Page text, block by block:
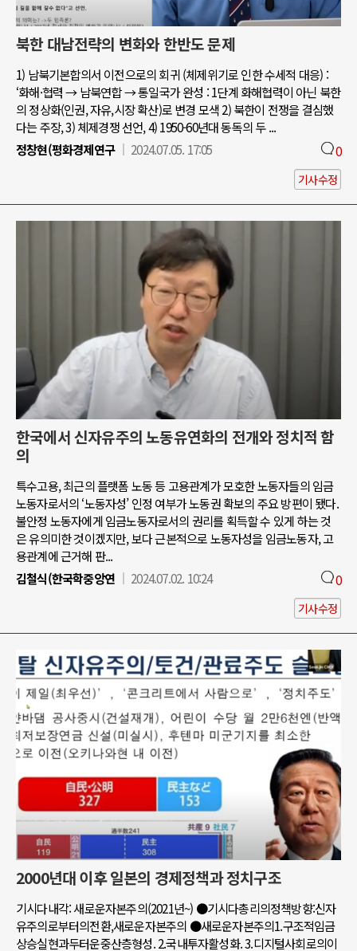
북한 대남전략의 변화와 한반도 문제
1) 남북기본합의서 이전으로의 회귀 (체제위기로 인한 수세적 대응) :
‘화해·협력 → 남북연합 → 통일국가 완성 : 1단계 화해협력이 아닌 북한
의 정상화(인권, 자유,시장 확산)로 변경 모색 2) 북한이 전쟁을 결심했
다는 주장, 3) 체제경쟁 선언, 4) 1950-60년대 동독의 두 ...
정창현(평화경제연구
2024.07.05. 17:05 0
기사수정
한국에서 신자유주의 노동유연화의 전개와 정치적 함
의
특수고용, 최근의 플랫폼 노동 등 고용관계가 모호한 노동자들의 임금
노동자로서의 ‘노동자성’ 인정 여부가 노동권 확보의 주요 방편이 됐다.
불안정 노동자에게 임금노동자로서의 권리를 획득할 수 있게 하는 것
은 유의미한 것이겠지만, 보다 근본적으로 노동자성을 임금노동자, 고
용관계에 근거해 판...
김철식(한국학중앙연
2024.07.02. 10:24 0
기사수정
2000년대 이후 일본의 경제정책과 정치구조
기시다내각: 새로운자본주의(2021년~) ●기시다총리의정책방향:신자
유주의로부터의전환,새로운자본주의 ●새로운자본주의1.구조적임금
상승실현과두터운중산층형성. 2.국내투자활성화. 3.디지털사회로의이